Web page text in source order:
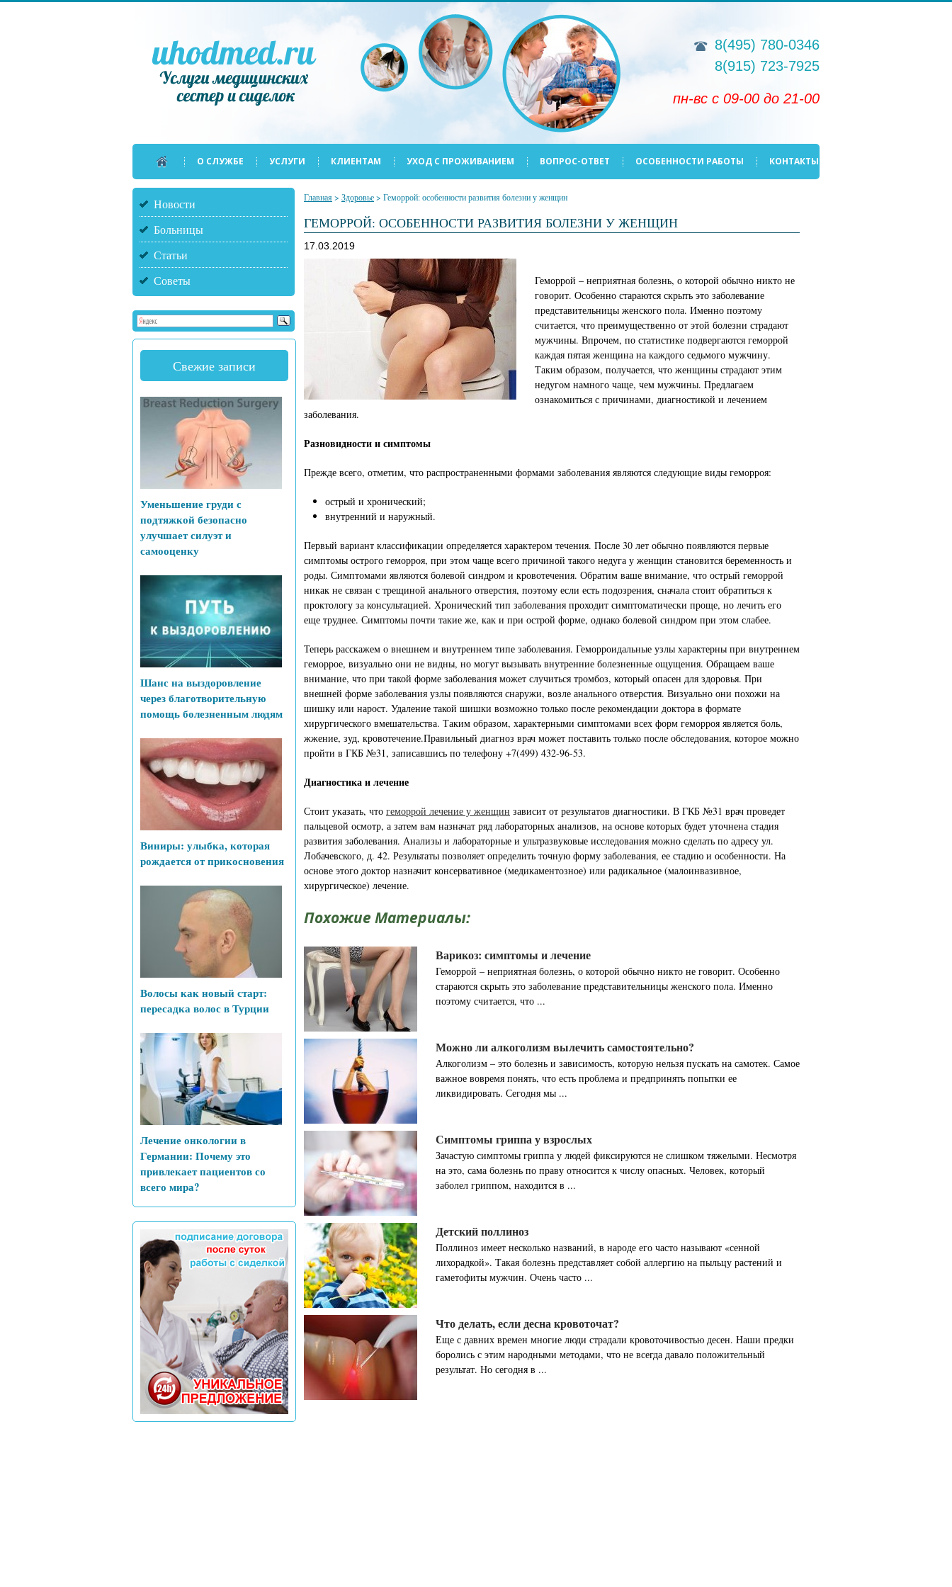
8(495) 780-0346
8(915) 723-7925
пн-вс с 09-00 до 21-00
О СЛУЖБЕ УСЛУГИ КЛИЕНТАМ УХОД С ПРОЖИВАНИЕМ ВОПРОС-ОТВЕТ ОСОБЕННОСТИ РАБОТЫ КОНТАКТЫ
Новости
Больницы
Статьи
Советы
Свежие записи
Уменьшение груди с
подтяжкой безопасно
улучшает силуэт и
самооценку
Шанс на выздоровление
через благотворительную
помощь болезненным людям
Виниры: улыбка, которая
рождается от прикосновения
Волосы как новый старт:
пересадка волос в Турции
Лечение онкологии в
Германии: Почему это
привлекает пациентов со
всего мира?
Главная> Здоровье> Геморрой: особенности развития болезни у женщин
ГЕМОРРОЙ: ОСОБЕННОСТИ РАЗВИТИЯ БОЛЕЗНИ У ЖЕНЩИН
17.03.2019
Геморрой – неприятная болезнь, о которой обычно никто не
говорит. Особенно стараются скрыть это заболевание
представительницы женского пола. Именно поэтому
считается, что преимущественно от этой болезни страдают
мужчины. Впрочем, по статистике подвергаются геморрой
каждая пятая женщина на каждого седьмого мужчину.
Таким образом, получается, что женщины страдают этим
недугом намного чаще, чем мужчины. Предлагаем
ознакомиться с причинами, диагностикой и лечением
заболевания.
Разновидности и симптомы
Прежде всего, отметим, что распространенными формами заболевания являются следующие виды геморроя:
острый и хронический;
внутренний и наружный.
Первый вариант классификации определяется характером течения. После 30 лет обычно появляются первые
симптомы острого геморроя, при этом чаще всего причиной такого недуга у женщин становится беременность и
роды. Симптомами являются болевой синдром и кровотечения. Обратим ваше внимание, что острый геморрой
никак не связан с трещиной анального отверстия, поэтому если есть подозрения, сначала стоит обратиться к
проктологу за консультацией. Хронический тип заболевания проходит симптоматически проще, но лечить его
еще труднее. Симптомы почти такие же, как и при острой форме, однако болевой синдром при этом слабее.
Теперь расскажем о внешнем и внутреннем типе заболевания. Геморроидальные узлы характерны при внутреннем
геморрое, визуально они не видны, но могут вызывать внутренние болезненные ощущения. Обращаем ваше
внимание, что при такой форме заболевания может случиться тромбоз, который опасен для здоровья. При
внешней форме заболевания узлы появляются снаружи, возле анального отверстия. Визуально они похожи на
шишку или нарост. Удаление такой шишки возможно только после рекомендации доктора в формате
хирургического вмешательства. Таким образом, характерными симптомами всех форм геморроя является боль,
жжение, зуд, кровотечение.Правильный диагноз врач может поставить только после обследования, которое можно
пройти в ГКБ №31, записавшись по телефону +7(499) 432-96-53.
Диагностика и лечение
Стоит указать, что геморрой лечение у женщин зависит от результатов диагностики. В ГКБ №31 врач проведет
пальцевой осмотр, а затем вам назначат ряд лабораторных анализов, на основе которых будет уточнена стадия
развития заболевания. Анализы и лабораторные и ультразвуковые исследования можно сделать по адресу ул.
Лобачевского, д. 42. Результаты позволяет определить точную форму заболевания, ее стадию и особенности. На
основе этого доктор назначит консервативное (медикаментозное) или радикальное (малоинвазивное,
хирургическое) лечение.
Похожие Материалы:
Варикоз: симптомы и лечение
Геморрой – неприятная болезнь, о которой обычно никто не говорит. Особенно
стараются скрыть это заболевание представительницы женского пола. Именно
поэтому считается, что ...
Можно ли алкоголизм вылечить самостоятельно?
Алкоголизм – это болезнь и зависимость, которую нельзя пускать на самотек. Самое
важное вовремя понять, что есть проблема и предпринять попытки ее
ликвидировать. Сегодня мы ...
Симптомы гриппа у взрослых
Зачастую симптомы гриппа у людей фиксируются не слишком тяжелыми. Несмотря
на это, сама болезнь по праву относится к числу опасных. Человек, который
заболел гриппом, находится в ...
Детский поллиноз
Поллиноз имеет несколько названий, в народе его часто называют «сенной
лихорадкой». Такая болезнь представляет собой аллергию на пыльцу растений и
гаметофиты мужчин. Очень часто ...
Что делать, если десна кровоточат?
Еще с давних времен многие люди страдали кровоточивостью десен. Наши предки
боролись с этим народными методами, что не всегда давало положительный
результат. Но сегодня в ...